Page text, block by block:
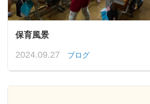
保育風景
2024.09.27 ブログ